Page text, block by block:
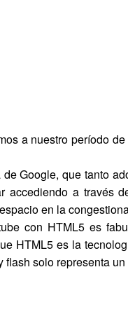
a nuestro período
Google, que tanto
accediendo a través
en la
con HTML5 es
HTML5 es la
solo representa